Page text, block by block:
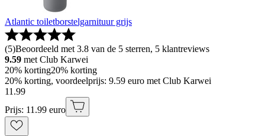
Atlantic toiletborstelgarnituur grijs
(5)Beoordeeld met 3.8 van de 5 sterren, 5 klantreviews
9.59 met Club Karwei
20% korting20% korting
20% korting, voordeelprijs: 9.59 euro met Club Karwei
11 .99
Prijs: 11.99 euro